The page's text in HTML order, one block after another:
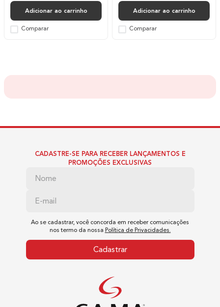
Adicionar ao carrinho
Comparar
Adicionar ao carrinho
Comparar
CADASTRE-SE PARA RECEBER LANÇAMENTOS E
PROMOÇÕES EXCLUSIVAS
Ao se cadastrar, você concorda em receber comunicações
nos termo da nossa Política de Privacidades.
Cadastrar